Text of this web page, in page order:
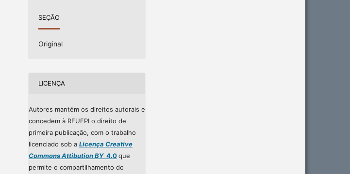
SEÇÃO
Original
LICENÇA
Autores mantém os direitos autorais e
concedem à REUFPI o direito de
primeira publicação, com o trabalho
licenciado sob a Licença Creative
Commons Attibution BY4.0que
permite o compartilhamento do